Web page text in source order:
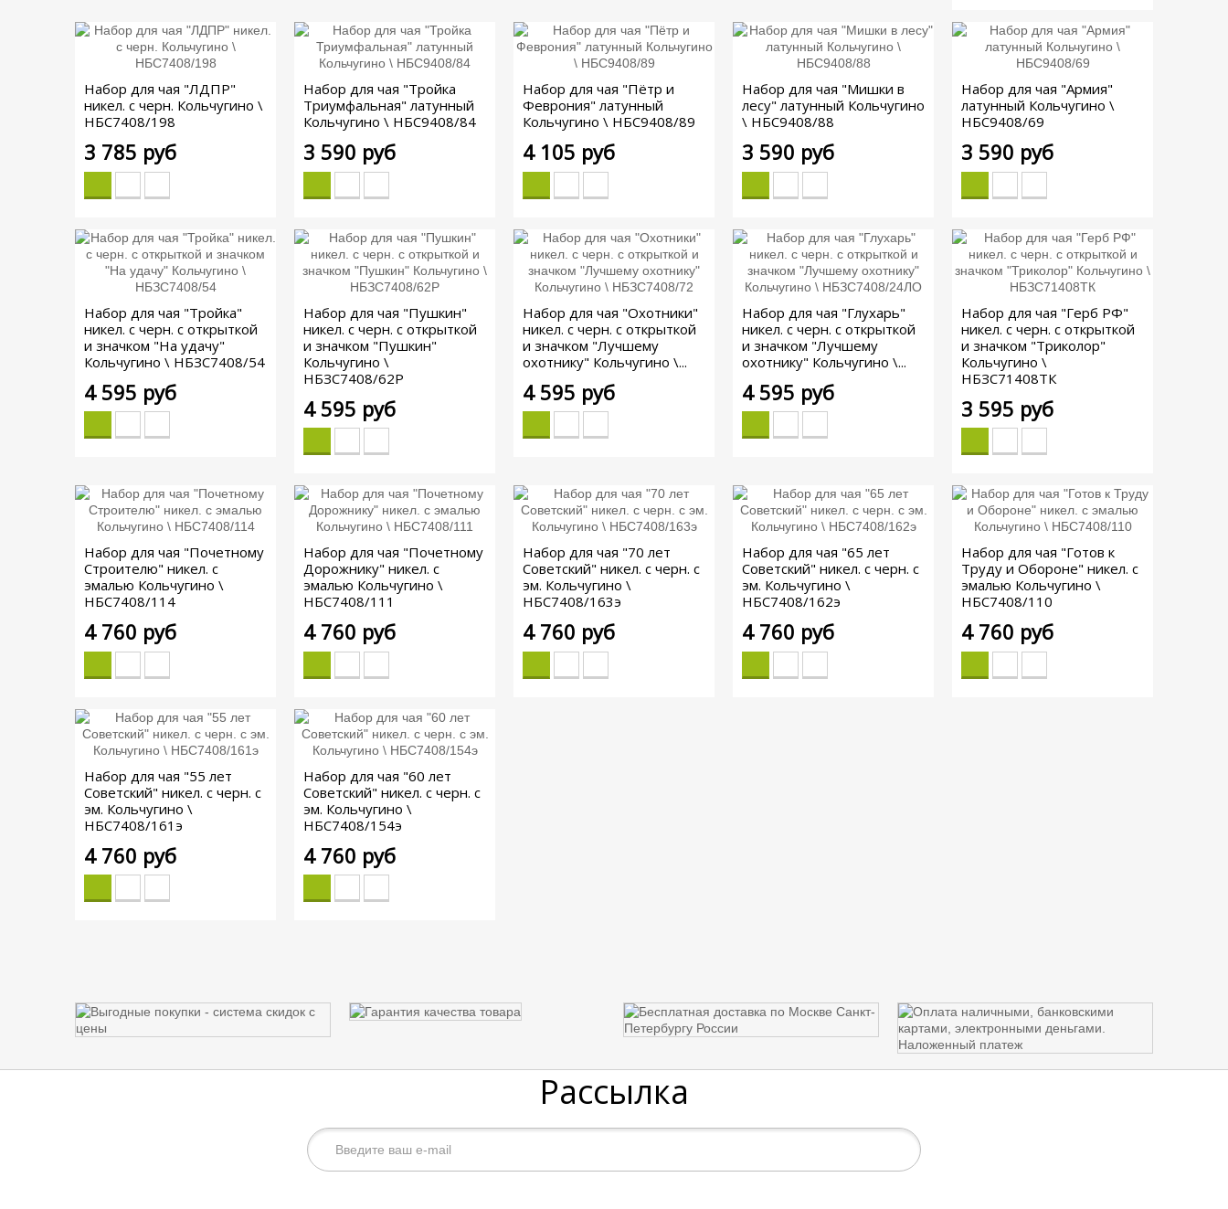
Набор для чая "ЛДПР"
никел. с черн. Кольчугино \
НБС7408/198
3 785 руб
Набор для чая "Тройка
Триумфальная" латунный
Кольчугино \ НБС9408/84
3 590 руб
Набор для чая "Пётр и
Феврония" латунный
Кольчугино \ НБС9408/89
4 105 руб
Набор для чая "Мишки в
лесу" латунный Кольчугино
\ НБС9408/88
3 590 руб
Набор для чая "Армия"
латунный Кольчугино \
НБС9408/69
3 590 руб
Набор для чая "Тройка"
никел. с черн. с открыткой
и значком "На удачу"
Кольчугино \ НБЗС7408/54
4 595 руб
Набор для чая "Пушкин"
никел. с черн. с открыткой
и значком "Пушкин"
Кольчугино \
НБЗС7408/62Р
4 595 руб
Набор для чая "Охотники"
никел. с черн. с открыткой
и значком "Лучшему
охотнику" Кольчугино \...
4 595 руб
Набор для чая "Глухарь"
никел. с черн. с открыткой
и значком "Лучшему
охотнику" Кольчугино \...
4 595 руб
Набор для чая "Герб РФ"
никел. с черн. с открыткой
и значком "Триколор"
Кольчугино \
НБЗС71408ТК
3 595 руб
Набор для чая "Почетному
Строителю" никел. с
эмалью Кольчугино \
НБС7408/114
4 760 руб
Набор для чая "Почетному
Дорожнику" никел. с
эмалью Кольчугино \
НБС7408/111
4 760 руб
Набор для чая "70 лет
Советский" никел. с черн. с
эм. Кольчугино \
НБС7408/163э
4 760 руб
Набор для чая "65 лет
Советский" никел. с черн. с
эм. Кольчугино \
НБС7408/162э
4 760 руб
Набор для чая "Готов к
Труду и Обороне" никел. с
эмалью Кольчугино \
НБС7408/110
4 760 руб
Набор для чая "55 лет
Советский" никел. с черн. с
эм. Кольчугино \
НБС7408/161э
4 760 руб
Набор для чая "60 лет
Советский" никел. с черн. с
эм. Кольчугино \
НБС7408/154э
4 760 руб
Рассылка